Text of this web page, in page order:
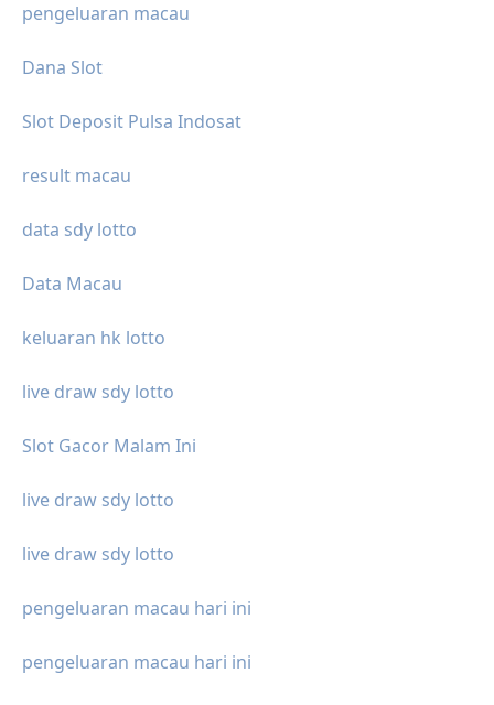
pengeluaran macau
Dana Slot
Slot Deposit Pulsa Indosat
result macau
data sdy lotto
Data Macau
keluaran hk lotto
live draw sdy lotto
Slot Gacor Malam Ini
live draw sdy lotto
live draw sdy lotto
pengeluaran macau hari ini
pengeluaran macau hari ini